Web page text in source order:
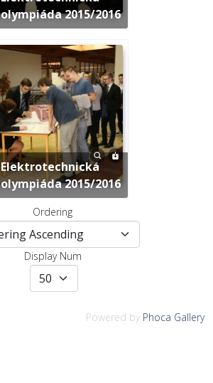
olympiáda 2015/2016
Elektrotechnická
olympiáda 2015/2016
Ordering
Display Num
Powered by Phoca Gallery